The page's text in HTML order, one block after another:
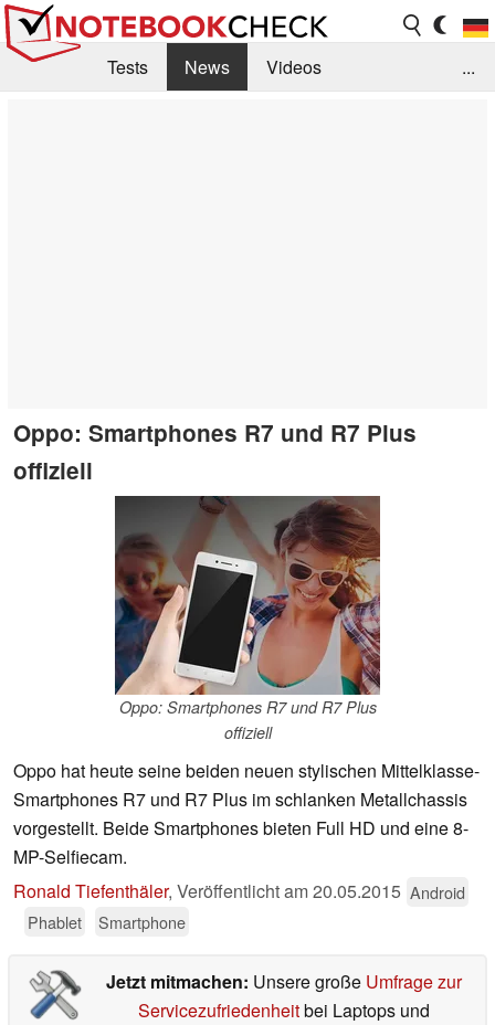
Tests News
Videos
...
Oppo: Smartphones R7 und R7 Plus
offiziell
Oppo: Smartphones R7 und R7 Plus
offiziell
Oppo hat heute seine beiden neuen stylischen Mittelklasse-
Smartphones R7 und R7 Plus im schlanken Metallchassis
vorgestellt. Beide Smartphones bieten Full HD und eine 8-
MP-Selfiecam.
Ronald Tiefenthäler, Veröffentlicht am20.05.2015 Android
Phablet
Smartphone
Jetzt mitmachen: Unsere große Umfrage zur
Servicezufriedenheitbei Laptops und